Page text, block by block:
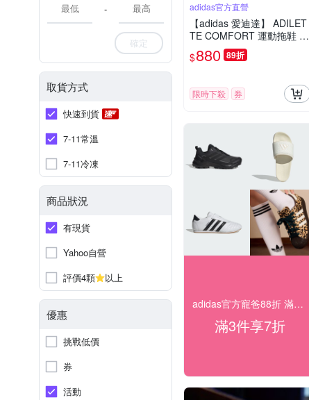
-
確定
取貨方式
快速到貨
7-11常溫
7-11冷凍
商品狀況
有現貨
Yahoo自營
評價4顆
以上
優惠
挑戰低價
券
活動
adidas官方直營
【adidas 愛迪達】 ADILET
TE COMFORT 運動拖鞋 女
鞋 JS3620
$880 89折
限時下殺 券
adidas官方寵爸88折 滿件最低7折
滿3件享7折